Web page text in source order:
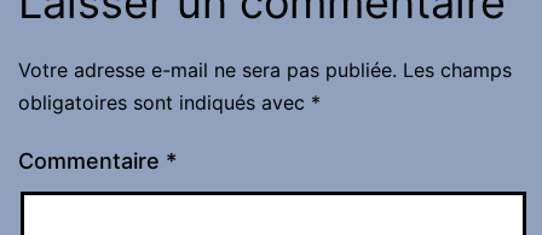
Votre adresse e-mail ne sera pas publiée. Les champs
obligatoires sont indiqués avec *
Commentaire *